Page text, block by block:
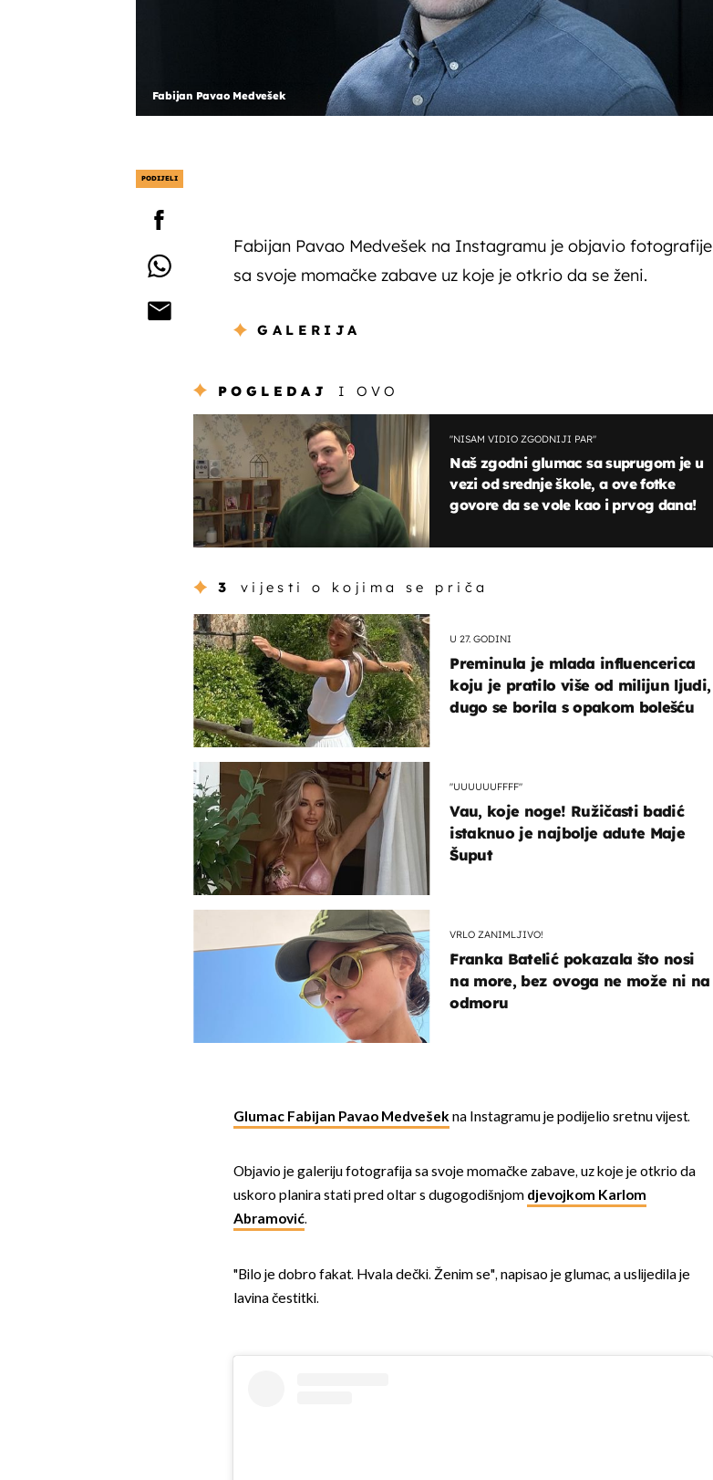
Fabijan Pavao Medvešek
PODIJELI
Fabijan Pavao Medvešek na Instagramu je objavio fotografije
sa svoje momačke zabave uz koje je otkrio da se ženi.
GALERIJA
POGLEDAJ I OVO
"NISAM VIDIO ZGODNIJI PAR"
Naš zgodni glumac sa suprugom je u
vezi od srednje škole, a ove fotke
govore da se vole kao i prvog dana!
3 vijesti o kojima se priča
U 27. GODINI
Preminula je mlada influencerica
koju je pratilo više od milijun ljudi,
dugo se borila s opakom bolešću
"UUUUUUFFFF"
Vau, koje noge! Ružičasti badić
istaknuo je najbolje adute Maje
Šuput
VRLO ZANIMLJIVO!
Franka Batelić pokazala što nosi
na more, bez ovoga ne može ni na
odmoru
Glumac Fabijan Pavao Medvešekna Instagramu je podijelio sretnu vijest.
Objavio je galeriju fotografija sa svoje momačke zabave, uz koje je otkrio da
uskoro planira stati pred oltar s dugogodišnjom djevojkom Karlom
Abramović.
"Bilo je dobro fakat. Hvala dečki. Ženim se", napisao je glumac, a uslijedila je
lavina čestitki.